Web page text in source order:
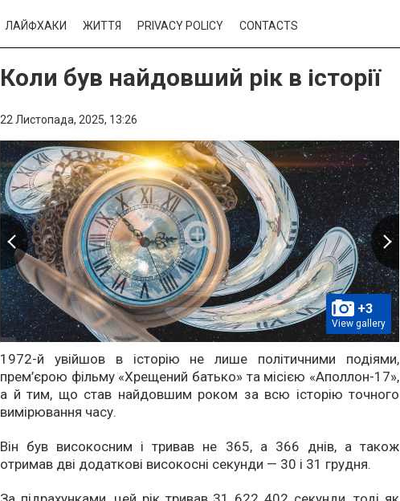
ЛАЙФХАКИ ЖИТТЯ PRIVACY POLICY CONTACTS
Коли був найдовший рік в історії
22 Листопада, 2025, 13:26
+3
View gallery
1972-й увійшов в історію не лише політичними подіями,
прем’єрою фільму «Хрещений батько» та місією «Аполлон-17»,
а й тим, що став найдовшим роком за всю історію точного
вимірювання часу.
Він був високосним і тривав не 365, а 366 днів, а також
отримав дві додаткові високосні секунди — 30 і 31 грудня.